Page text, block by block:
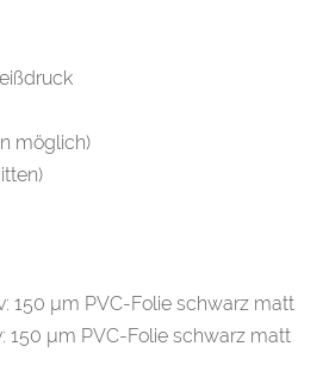
möglich)
150 µm PVC-Folie schwarz matt
150 µm PVC-Folie schwarz matt